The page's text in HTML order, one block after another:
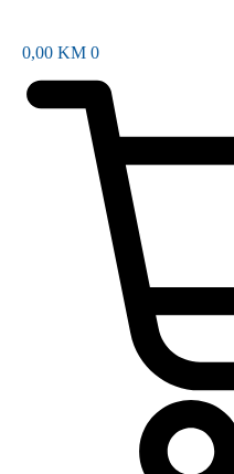
0,00 KM 0